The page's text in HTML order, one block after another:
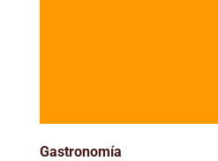
Gastronomía